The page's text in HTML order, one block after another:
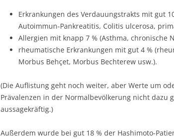
Erkrankungen des Verdauungstrakts mit gut
Autoimmun-Pankreatitis, Colitis ulcerosa,
Allergien mit knapp 7 % (Asthma, chronische
rheumatische Erkrankungen mit gut 4 %
Morbus Behçet, Morbus Bechterew usw.).
(Die Auflistung geht noch weiter, aber Werte um
Prävalenzen in der Normalbevölkerung nicht dazu
aussagekräftig.)
Außerdem wurde bei gut 18 % der Hashimoto-